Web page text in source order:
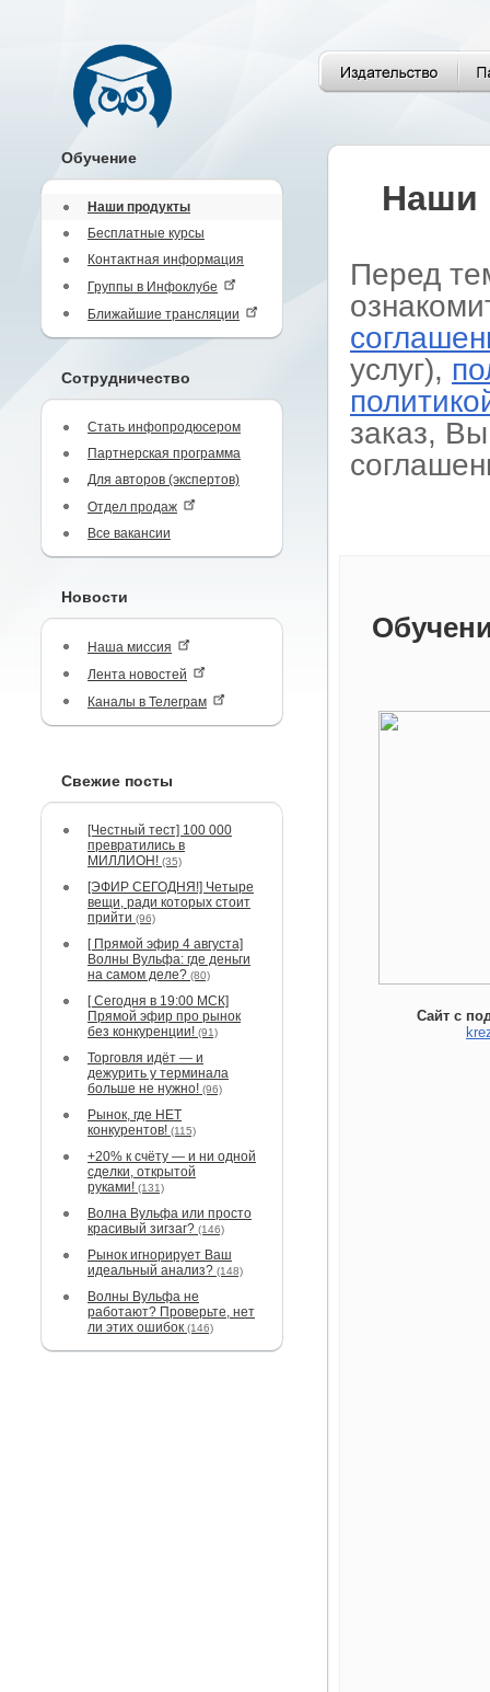
Обучение
Наши продукты
Бесплатные курсы
Контактная информация
Группы в Инфоклубе
Ближайшие трансляции
Сотрудничество
Стать инфопродюсером
Партнерская программа
Для авторов (экспертов)
Отдел продаж
Все вакансии
Новости
Наша миссия
Лента новостей
Каналы в Телеграм
Свежие посты
[Честный тест] 100 000
превратились в
МИЛЛИОН! (35)
[ЭФИР СЕГОДНЯ!] Четыре
вещи, ради которых стоит
прийти (96)
[ Прямой эфир 4 августа]
Волны Вульфа: где деньги
на самом деле? (80)
[ Сегодня в 19:00 МСК]
Прямой эфир про рынок
без конкуренции! (91)
Торговля идёт — и
дежурить у терминала
больше не нужно! (96)
Рынок, где НЕТ
конкурентов! (115)
+20% к счёту — и ни одной
сделки, открытой
руками! (131)
Волна Вульфа или просто
красивый зигзаг? (146)
Рынок игнорирует Ваш
идеальный анализ? (148)
Волны Вульфа не
работают? Проверьте, нет
ли этих ошибок (146)
Наши
Перед
услуг),
заказ,
Сайт с